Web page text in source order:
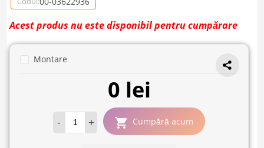
Acest produs nu este disponibil pentru cumpărare
Montare
0 lei
- + Cumpără acum